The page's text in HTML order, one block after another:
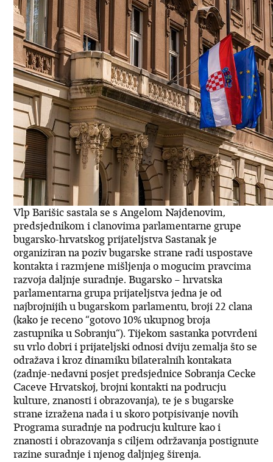
Vlp Barišic sastala se s Angelom Najdenovim,
predsjednikom i clanovima parlamentarne grupe
bugarsko-hrvatskog prijateljstva Sastanak je
organiziran na poziv bugarske strane radi uspostave
kontakta i razmjene mišljenja o mogucim pravcima
razvoja daljnje suradnje. Bugarsko – hrvatska
parlamentarna grupa prijateljstva jedna je od
najbrojnijih u bugarskom parlamentu, broji 22 clana
(kako je receno “gotovo 10% ukupnog broja
zastupnika u Sobranju“). Tijekom sastanka potvrdeni
su vrlo dobri i prijateljski odnosi dviju zemalja što se
odražava i kroz dinamiku bilateralnih kontakata
(zadnje-nedavni posjet predsjednice Sobranja Cecke
Caceve Hrvatskoj, brojni kontakti na podrucju
kulture, znanosti i obrazovanja), te je s bugarske
strane izražena nada i u skoro potpisivanje novih
Programa suradnje na podrucju kulture kao i
znanosti i obrazovanja s ciljem održavanja postignute
razine suradnje i njenog daljnjeg širenja.